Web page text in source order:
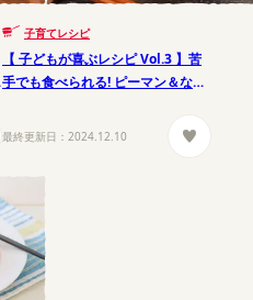
子育てレシピ
【 子どもが喜ぶレシピ Vol.3 】苦
手でも食べられる! ピーマン＆なす
最終更新日： 2024.12.10